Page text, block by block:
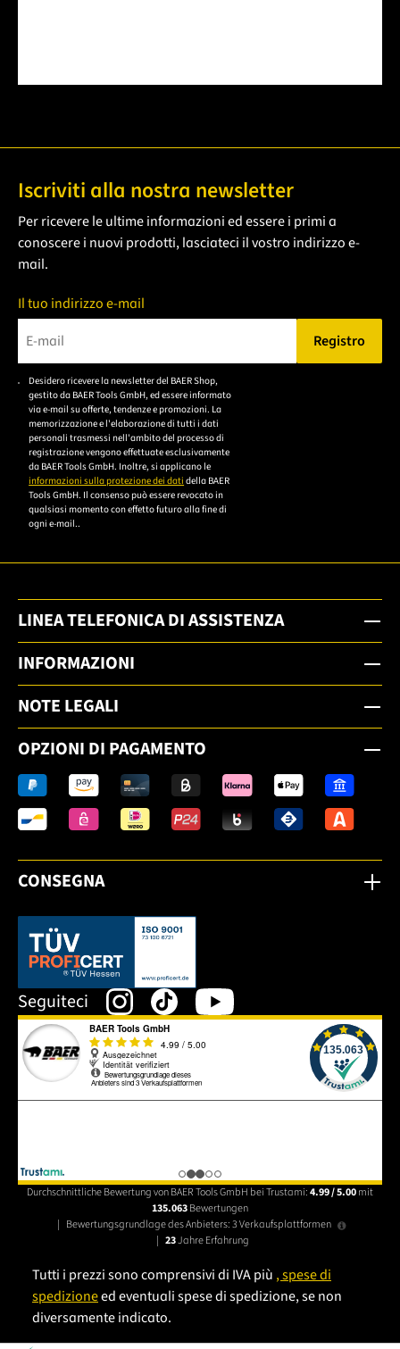
Iscriviti alla nostra newsletter
Per ricevere le ultime informazioni ed essere i primi a
conoscere i nuovi prodotti, lasciateci il vostro indirizzo e-
mail.
Il tuo indirizzo e-mail
Bitte geben Sie eine gültige E-Mail-Adresse ein.
Registro
Desidero ricevere la newsletter del BAER Shop,
gestito da BAER Tools GmbH, ed essere informato
via e-mail su offerte, tendenze e promozioni. La
memorizzazione e l'elaborazione di tutti i dati
personali trasmessi nell'ambito del processo di
registrazione vengono effettuate esclusivamente
da BAER Tools GmbH. Inoltre, si applicano le
informazioni sulla protezione dei dati della BAER
Tools GmbH. Il consenso può essere revocato in
qualsiasi momento con effetto futuro alla fine di
ogni e-mail..
LINEA TELEFONICA DI ASSISTENZA
INFORMAZIONI
NOTE LEGALI
OPZIONI DI PAGAMENTO
CONSEGNA
Dieser Link öffnet sich in einem neuen Tab.
Seguiteci
Durchschnittliche Bewertung von BAER Tools GmbH bei Trustami:4.99 / 5.00mit
135.063Bewertungen
| Bewertungsgrundlage des Anbieters: 3 Verkaufsplattformen
| 23Jahre Erfahrung
Tutti i prezzi sono comprensivi di IVA più , spese di
spedizioneed eventuali spese di spedizione, se non
diversamente indicato.